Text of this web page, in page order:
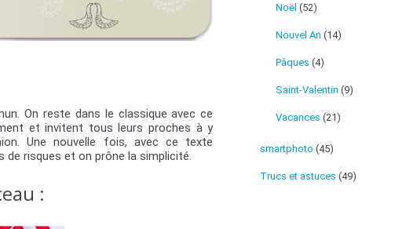
On reste dans le classique avec ce
et invitent tous leurs proches à y
Une nouvelle fois, avec ce texte
de risques et on prône la simplicité.
:
Noël (52)
Nouvel An (14)
Pâques (4)
Saint-Valentin (9)
Vacances (21)
smartphoto (45)
Trucs et astuces (49)